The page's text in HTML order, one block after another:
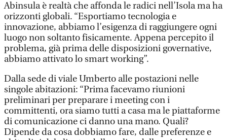
Abinsula è realtà che affonda le radici nell’Isola ma ha
orizzonti globali. “Esportiamo tecnologia e
innovazione, abbiamo l’esigenza di raggiungere ogni
luogo non soltanto fisicamente. Appena percepito il
problema, già prima delle disposizioni governative,
abbiamo attivato lo smart working”.
Dalla sede di viale Umberto alle postazioni nelle
singole abitazioni: “Prima facevamo riunioni
preliminari per preparare i meeting con i
committenti, ora siamo tutti a casa ma le piattaforme
di comunicazione ci danno una mano. Quali?
Dipende da cosa dobbiamo fare, dalle preferenze e